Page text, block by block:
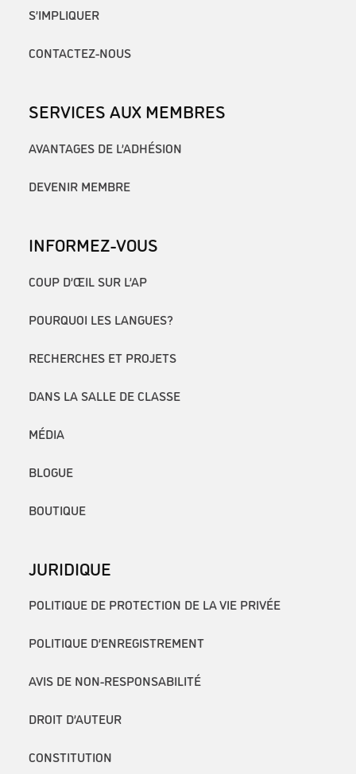
S’IMPLIQUER
CONTACTEZ-NOUS
SERVICES AUX MEMBRES
AVANTAGES DE L’ADHÉSION
DEVENIR MEMBRE
INFORMEZ-VOUS
COUP D’ŒIL SUR L’AP
POURQUOI LES LANGUES?
RECHERCHES ET PROJETS
DANS LA SALLE DE CLASSE
MÉDIA
BLOGUE
BOUTIQUE
JURIDIQUE
POLITIQUE DE PROTECTION DE LA VIE PRIVÉE
POLITIQUE D’ENREGISTREMENT
AVIS DE NON-RESPONSABILITÉ
DROIT D’AUTEUR
CONSTITUTION